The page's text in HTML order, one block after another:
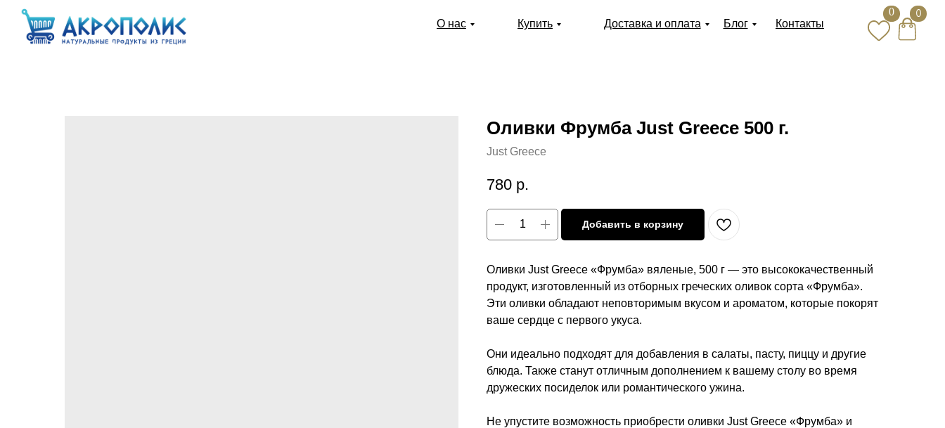
Купить Контакты
Доставка и оплата
О нас Блог
0 0
Оливки Фрумба Just Greece 500 г.
Just Greece
780 р.
Добавить в корзину
Оливки Just Greece «Фрумба» вяленые, 500 г — это высококачественный
продукт, изготовленный из отборных греческих оливок сорта «Фрумба».
Эти оливки обладают неповторимым вкусом и ароматом, которые покорят
ваше сердце с первого укуса.
Они идеально подходят для добавления в салаты, пасту, пиццу и другие
блюда. Также станут отличным дополнением к вашему столу во время
дружеских посиделок или романтического ужина.
Не упустите возможность приобрести оливки Just Greece «Фрумба» и